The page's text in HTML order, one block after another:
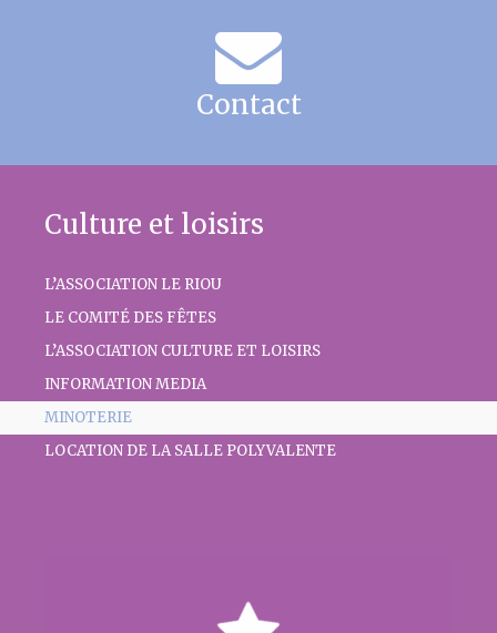
Contact
Culture et loisirs
L’ASSOCIATION LE RIOU
LE COMITÉ DES FÊTES
L’ASSOCIATION CULTURE ET LOISIRS
INFORMATION MEDIA
MINOTERIE
LOCATION DE LA SALLE POLYVALENTE